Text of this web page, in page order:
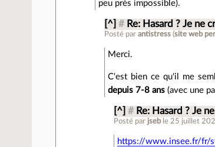
peu près impossible).
[^] # Re: Hasard ? Je ne
Posté parantistress (site web
Merci.
C'est bien ce qu'il me
depuis 7-8 ans (avec une
[^] # Re: Hasard ? Je
Posté par jseb le 25 juillet
https://www.insee.fr/fr/